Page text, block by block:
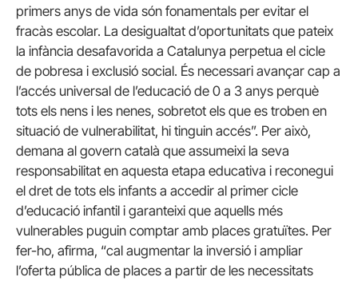
primers anys de vida són fonamentals per evitar el
fracàs escolar. La desigualtat d’oportunitats que pateix
la infància desafavorida a Catalunya perpetua el cicle
de pobresa i exclusió social. És necessari avançar cap a
l’accés universal de l’educació de 0 a 3 anys perquè
tots els nens i les nenes, sobretot els que es troben en
situació de vulnerabilitat, hi tinguin accés”. Per això,
demana al govern català que assumeixi la seva
responsabilitat en aquesta etapa educativa i reconegui
el dret de tots els infants a accedir al primer cicle
d’educació infantil i garanteixi que aquells més
vulnerables puguin comptar amb places gratuïtes. Per
fer-ho, afirma, “cal augmentar la inversió i ampliar
l’oferta pública de places a partir de les necessitats